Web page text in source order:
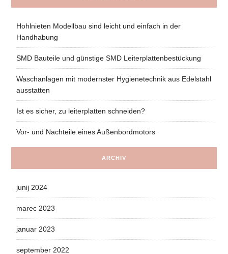
Hohlnieten Modellbau sind leicht und einfach in der
Handhabung
SMD Bauteile und günstige SMD Leiterplattenbestückung
Waschanlagen mit modernster Hygienetechnik aus Edelstahl
ausstatten
Ist es sicher, zu leiterplatten schneiden?
Vor- und Nachteile eines Außenbordmotors
ARCHIV
junij 2024
marec 2023
januar 2023
september 2022